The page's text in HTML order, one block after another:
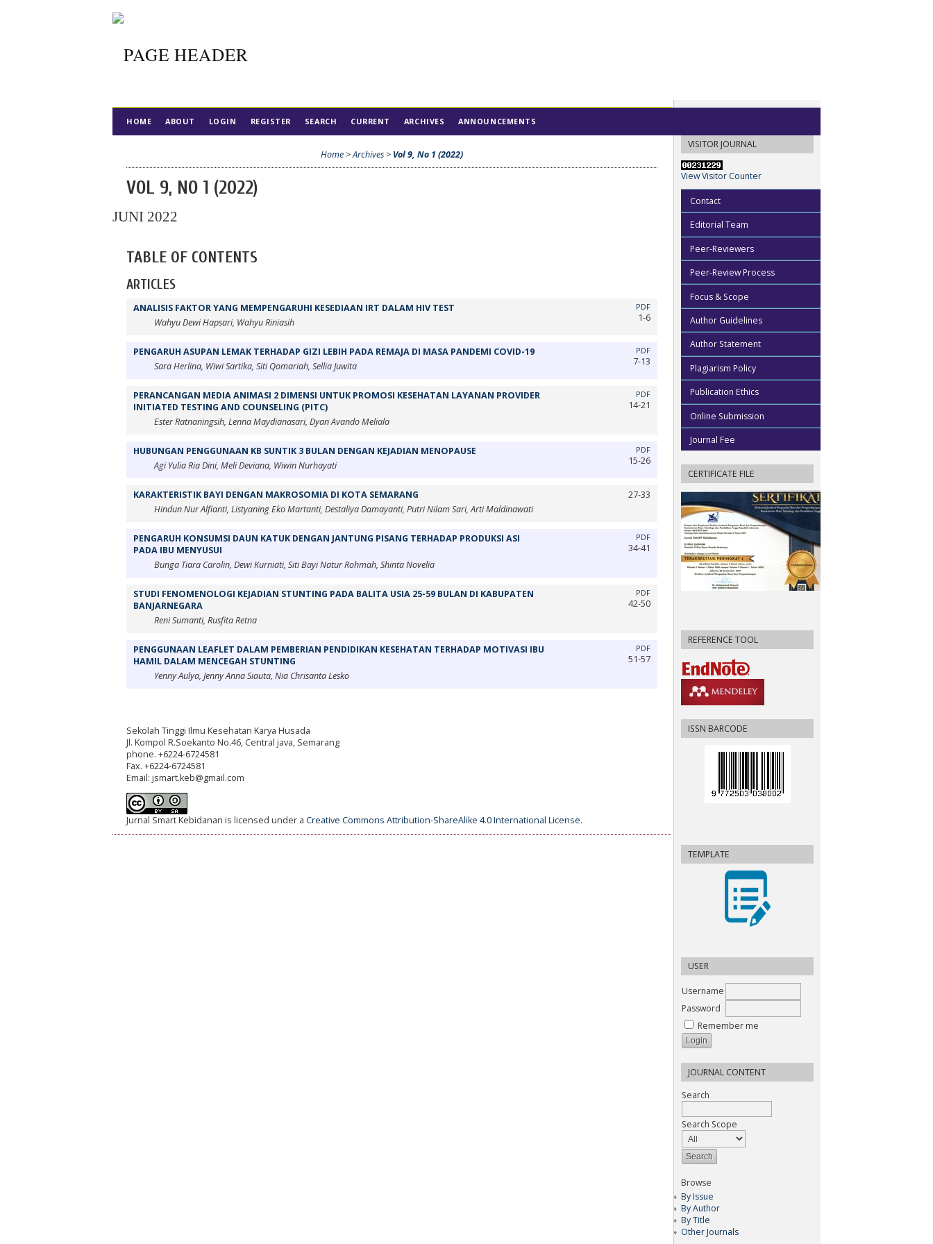
VISITOR JOURNAL
View Visitor Counter
Contact
Editorial Team
Peer-Reviewers
Peer-Review Process
Focus & Scope
Author Guidelines
Author Statement
Plagiarism Policy
Publication Ethics
Online Submission
Journal Fee
CERTIFICATE FILE
REFERENCE TOOL
ISSN BARCODE
TEMPLATE
USER
Username
Password
Remember me
JOURNAL CONTENT
Search
Search Scope
Browse
By Issue
By Author
By Title
Other Journals
HOME ABOUT LOGIN REGISTER SEARCH CURRENT ARCHIVES ANNOUNCEMENTS
Home >Archives > Vol 9, No 1 (2022)
VOL 9, NO 1 (2022)
JUNI 2022
TABLE OF CONTENTS
ARTICLES
ANALISIS FAKTOR YANG MEMPENGARUHI KESEDIAAN IRT DALAM HIV TEST
Wahyu Dewi Hapsari, Wahyu Riniasih
PDF
1-6
PENGARUH ASUPAN LEMAK TERHADAP GIZI LEBIH PADA REMAJA DI MASA PANDEMI COVID-19
Sara Herlina, Wiwi Sartika, Siti Qomariah, Sellia Juwita
PDF
7-13
PERANCANGAN MEDIA ANIMASI 2 DIMENSI UNTUK PROMOSI KESEHATAN LAYANAN PROVIDER
INITIATED TESTING AND COUNSELING (PITC)
Ester Ratnaningsih, Lenna Maydianasari, Dyan Avando Meliala
PDF
14-21
HUBUNGAN PENGGUNAAN KB SUNTIK 3 BULAN DENGAN KEJADIAN MENOPAUSE
Agi Yulia Ria Dini, Meli Deviana, Wiwin Nurhayati
PDF
15-26
KARAKTERISTIK BAYI DENGAN MAKROSOMIA DI KOTA SEMARANG
Hindun Nur Alfianti, Listyaning Eko Martanti, Destaliya Damayanti, Putri Nilam Sari, Arti Maldinawati
27-33
PENGARUH KONSUMSI DAUN KATUK DENGAN JANTUNG PISANG TERHADAP PRODUKSI ASI
PADA IBU MENYUSUI
Bunga Tiara Carolin, Dewi Kurniati, Siti Bayi Natur Rohmah, Shinta Novelia
PDF
34-41
STUDI FENOMENOLOGI KEJADIAN STUNTING PADA BALITA USIA 25-59 BULAN DI KABUPATEN
BANJARNEGARA
Reni Sumanti, Rusfita Retna
PDF
42-50
PENGGUNAAN LEAFLET DALAM PEMBERIAN PENDIDIKAN KESEHATAN TERHADAP MOTIVASI IBU
HAMIL DALAM MENCEGAH STUNTING
Yenny Aulya, Jenny Anna Siauta, Nia Chrisanta Lesko
PDF
51-57
Sekolah Tinggi Ilmu Kesehatan Karya Husada
Jl. Kompol R.Soekanto No.46, Central java, Semarang
phone. +6224-6724581
Fax. +6224-6724581
Email: jsmart.keb@gmail.com
Jurnal Smart Kebidanan is licensed under a Creative Commons Attribution-ShareAlike 4.0 International License.